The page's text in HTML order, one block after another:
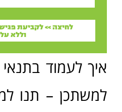
לחיצה >> לקביעת
וללא
איך לעמוד
למשתכן – תנו